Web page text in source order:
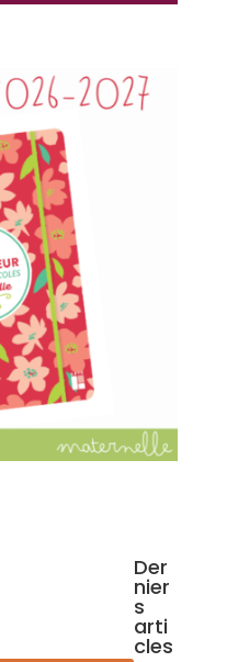
Der
nier
s
arti
cles